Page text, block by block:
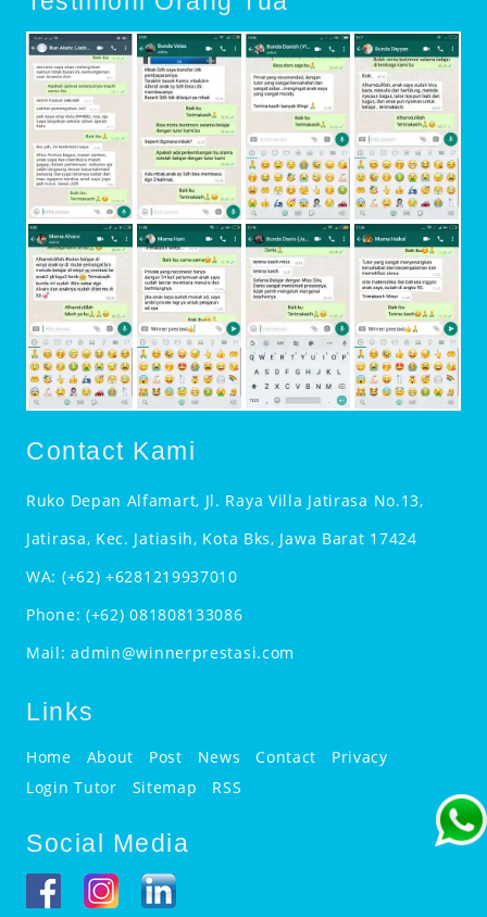
Contact Kami
Ruko Depan Alfamart, Jl. Raya Villa Jatirasa No.13,
Jatirasa, Kec. Jatiasih, Kota Bks, Jawa Barat 17424
WA: (+62) +6281219937010
Phone: (+62) 081808133086
Mail:admin@winnerprestasi.com
Links
Home About Post News Contact
Privacy
Login Tutor
Sitemap RSS
Social Media